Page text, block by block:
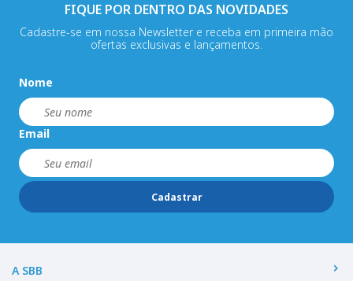
FIQUE POR DENTRO DAS NOVIDADES
Cadastre-se em nossa Newsletter e receba em primeira mão
ofertas exclusivas e lançamentos.
Nome
Email
Cadastrar
A SBB